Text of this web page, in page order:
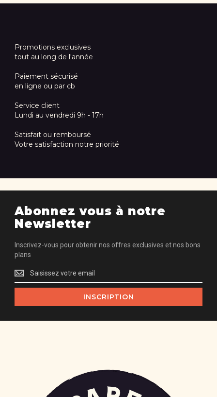
Promotions exclusives
tout au long de l'année
Paiement sécurisé
en ligne ou par cb
Service client
Lundi au vendredi 9h - 17h
Satisfait ou remboursé
Votre satisfaction notre priorité
Abonnez vous à notre
Newsletter
Inscrivez-vous pour obtenir nos offres exclusives et nos bons
plans
Inscrivez-
vous
pour
nos
INSCRIPTION